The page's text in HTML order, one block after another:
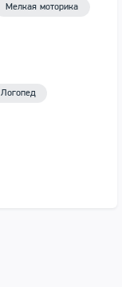
Мелкая моторика
Логопед